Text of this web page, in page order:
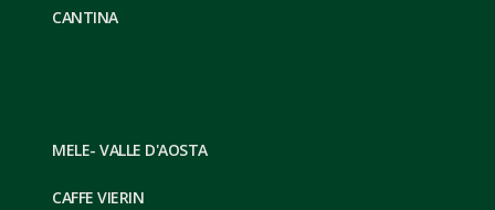
CANTINA
MELE- VALLE D'AOSTA
CAFFE VIERIN